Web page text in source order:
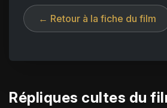
← Retour à la fiche du film
Répliques cultes du